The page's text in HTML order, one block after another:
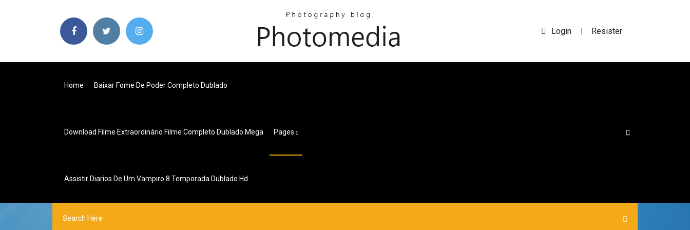
Login | Resister
Home Baixar Fome De Poder Completo Dublado
Download Filme Extraordinário Filme Completo Dublado Mega Pages
Assistir Diarios De Um Vampiro 8 Temporada Dublado Hd